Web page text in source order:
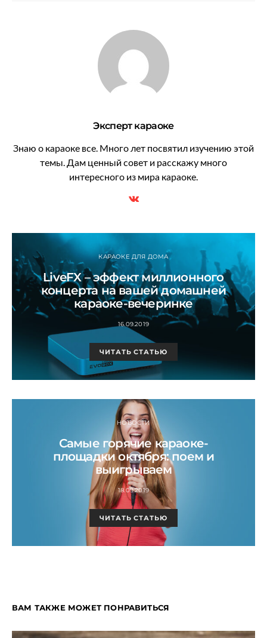
Эксперт караоке
Знаю о караоке все. Много лет посвятил изучению этой
темы. Дам ценный совет и расскажу много
интересного из мира караоке.
КАРАОКЕ ДЛЯ ДОМА
LiveFX – эффект миллионного
концерта на вашей домашней
караоке-вечеринке
16.09.2019
ЧИТАТЬ СТАТЬЮ
НОВОСТИ
Самые горячие караоке-
площадки октября: поем и
выигрываем
18.09.2019
ЧИТАТЬ СТАТЬЮ
ВАМ ТАКЖЕ МОЖЕТ ПОНРАВИТЬСЯ